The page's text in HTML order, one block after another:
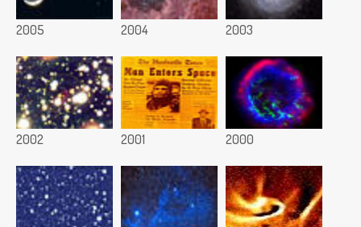
2005 2004 2003
2002 2001 2000